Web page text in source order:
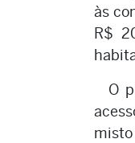
às
R$
O
misto